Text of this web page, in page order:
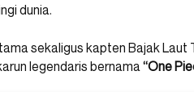
dunia.
sekaligus kapten Bajak Laut
legendaris bernama “One